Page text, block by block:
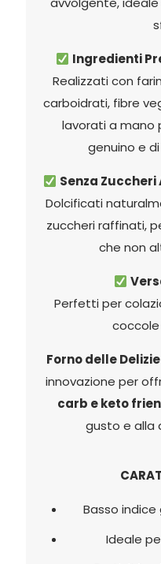
Ingredienti
Realizzati con
carboidrati, fibre
lavorati a mano
genuino e
Senza
Dolcificati
zuccheri raffinati,
che non
Perfetti per
Forno delle
innovazione per
carb e keto
gusto e alla
Basso
Ideale